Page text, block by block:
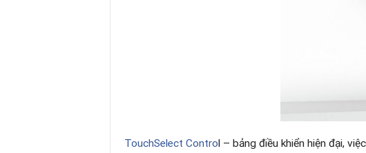
TouchSelect Contro l – bảng điều khiển hiện đại,